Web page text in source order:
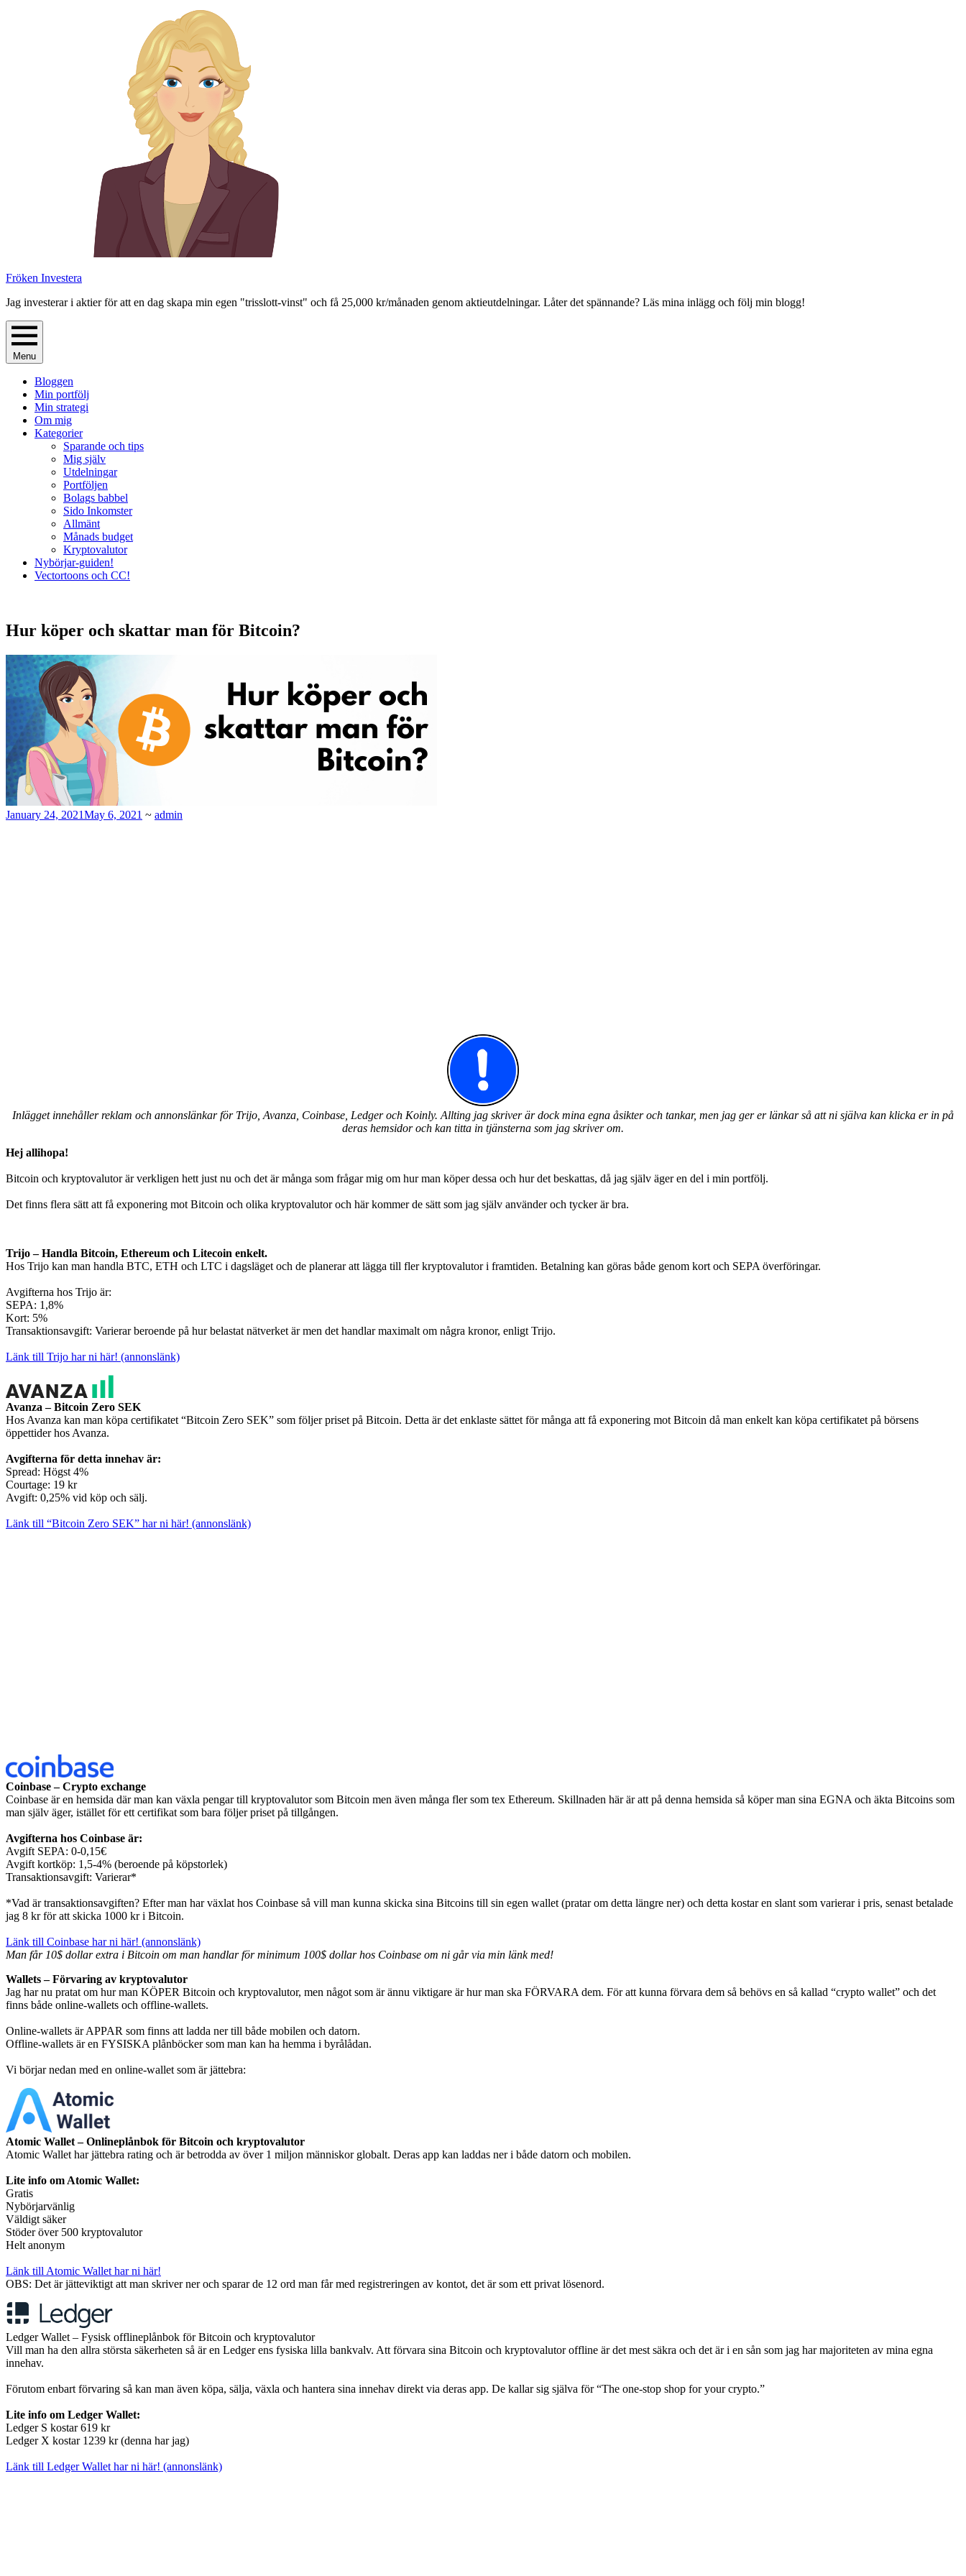
Fröken Investera
Jag investerar i aktier för att en dag skapa min egen "trisslott-vinst" och få 25,000 kr/månaden genom aktieutdelningar. Låter det spännande? Läs mina inlägg och följ min blogg!
Menu
Bloggen
Min portfölj
Min strategi
Om mig
Kategorier
Sparande och tips
Mig själv
Utdelningar
Portföljen
Bolags babbel
Sido Inkomster
Allmänt
Månads budget
Kryptovalutor
Nybörjar-guiden!
Vectortoons och CC!
Hur köper och skattar man för Bitcoin?
January 24, 2021May 6, 2021 ~ admin
Inlägget innehåller reklam och annonslänkar för Trijo, Avanza, Coinbase, Ledger och Koinly. Allting jag skriver är dock mina egna åsikter och tankar, men jag ger er länkar så att ni själva kan klicka er in på
deras hemsidor och kan titta in tjänsterna som jag skriver om.
Hej allihopa!
Bitcoin och kryptovalutor är verkligen hett just nu och det är många som frågar mig om hur man köper dessa och hur det beskattas, då jag själv äger en del i min portfölj.
Det finns flera sätt att få exponering mot Bitcoin och olika kryptovalutor och här kommer de sätt som jag själv använder och tycker är bra.
Trijo – Handla Bitcoin, Ethereum och Litecoin enkelt.
Hos Trijo kan man handla BTC, ETH och LTC i dagsläget och de planerar att lägga till fler kryptovalutor i framtiden. Betalning kan göras både genom kort och SEPA överföringar.
Avgifterna hos Trijo är:
SEPA: 1,8%
Kort: 5%
Transaktionsavgift: Varierar beroende på hur belastat nätverket är men det handlar maximalt om några kronor, enligt Trijo.
Länk till Trijo har ni här! (annonslänk)
Avanza – Bitcoin Zero SEK
Hos Avanza kan man köpa certifikatet “Bitcoin Zero SEK” som följer priset på Bitcoin. Detta är det enklaste sättet för många att få exponering mot Bitcoin då man enkelt kan köpa certifikatet på börsens
öppettider hos Avanza.
Avgifterna för detta innehav är:
Spread: Högst 4%
Courtage: 19 kr
Avgift: 0,25% vid köp och sälj.
Länk till “Bitcoin Zero SEK” har ni här! (annonslänk)
Coinbase – Crypto exchange
Coinbase är en hemsida där man kan växla pengar till kryptovalutor som Bitcoin men även många fler som tex Ethereum. Skillnaden här är att på denna hemsida så köper man sina EGNA och äkta Bitcoins som
man själv äger, istället för ett certifikat som bara följer priset på tillgången.
Avgifterna hos Coinbase är:
Avgift SEPA: 0-0,15€
Avgift kortköp: 1,5-4% (beroende på köpstorlek)
Transaktionsavgift: Varierar*
*Vad är transaktionsavgiften? Efter man har växlat hos Coinbase så vill man kunna skicka sina Bitcoins till sin egen wallet (pratar om detta längre ner) och detta kostar en slant som varierar i pris, senast betalade
jag 8 kr för att skicka 1000 kr i Bitcoin.
Länk till Coinbase har ni här! (annonslänk)
Man får 10$ dollar extra i Bitcoin om man handlar för minimum 100$ dollar hos Coinbase om ni går via min länk med!
Wallets – Förvaring av kryptovalutor
Jag har nu pratat om hur man KÖPER Bitcoin och kryptovalutor, men något som är ännu viktigare är hur man ska FÖRVARA dem. För att kunna förvara dem så behövs en så kallad “crypto wallet” och det
finns både online-wallets och offline-wallets.
Online-wallets är APPAR som finns att ladda ner till både mobilen och datorn.
Offline-wallets är en FYSISKA plånböcker som man kan ha hemma i byrålådan.
Vi börjar nedan med en online-wallet som är jättebra:
Atomic Wallet – Onlineplånbok för Bitcoin och kryptovalutor
Atomic Wallet har jättebra rating och är betrodda av över 1 miljon människor globalt. Deras app kan laddas ner i både datorn och mobilen.
Lite info om Atomic Wallet:
Gratis
Nybörjarvänlig
Väldigt säker
Stöder över 500 kryptovalutor
Helt anonym
Länk till Atomic Wallet har ni här!
OBS: Det är jätteviktigt att man skriver ner och sparar de 12 ord man får med registreringen av kontot, det är som ett privat lösenord.
Ledger Wallet – Fysisk offlineplånbok för Bitcoin och kryptovalutor
Vill man ha den allra största säkerheten så är en Ledger ens fysiska lilla bankvalv. Att förvara sina Bitcoin och kryptovalutor offline är det mest säkra och det är i en sån som jag har majoriteten av mina egna
innehav.
Förutom enbart förvaring så kan man även köpa, sälja, växla och hantera sina innehav direkt via deras app. De kallar sig själva för “The one-stop shop for your crypto.”
Lite info om Ledger Wallet:
Ledger S kostar 619 kr
Ledger X kostar 1239 kr (denna har jag)
Länk till Ledger Wallet har ni här! (annonslänk)